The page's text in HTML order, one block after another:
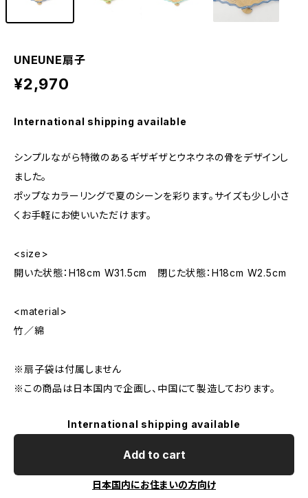
UNEUNE扇子
¥2,970
International shipping available
シンプルながら特徴のあるギザギザとウネウネの骨をデザインし
ました。
ポップなカラーリングで夏のシーンを彩ります。サイズも少し小さ
くお手軽にお使いいただけます。
<size>
開いた状態：H18cm W31.5cm 閉じた状態：H18cm W2.5cm
<material>
竹／綿
※扇子袋は付属しません
※この商品は日本国内で企画し、中国にて製造しております。
International shipping available
Add to cart
日本国内にお住まいの方向け